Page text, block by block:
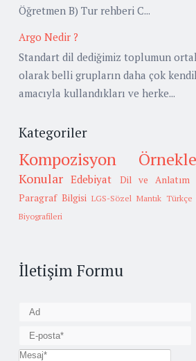
Öğretmen B) Tur rehberi C...
Argo Nedir ?
Standart dil dediğimiz toplumun
olarak belli grupların daha çok
amacıyla kullandıkları ve herke...
Kategoriler
Kompozisyon
Konular Edebiyat Dil ve Anlatım
Paragraf Bilgisi LGS-Sözel Mantık Türkçe
Biyografileri
İletişim Formu